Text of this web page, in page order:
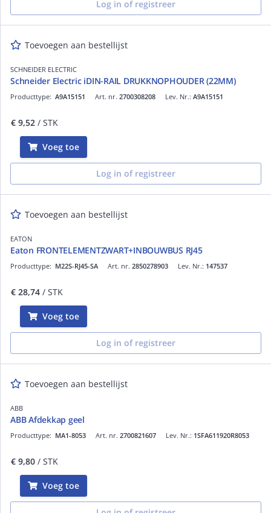
Log in of registreer
Toevoegen aan bestellijst
SCHNEIDER ELECTRIC
Schneider Electric iDIN-RAIL DRUKKNOPHOUDER (22MM)
Art. nr. 2700308208
Producttype: A9A15151 Lev. Nr.: A9A15151
€ 9,52 / STK
Voeg toe
Log in of registreer
Toevoegen aan bestellijst
EATON
Eaton FRONTELEMENTZWART+INBOUWBUS RJ45
Art. nr. 2850278903
Producttype: M22S-RJ45-SA Lev. Nr.: 147537
€ 28,74 / STK
Voeg toe
Log in of registreer
Toevoegen aan bestellijst
ABB
ABB Afdekkap geel
Art. nr. 2700821607
Producttype: MA1-8053 Lev. Nr.: 1SFA611920R8053
€ 9,80 / STK
Voeg toe